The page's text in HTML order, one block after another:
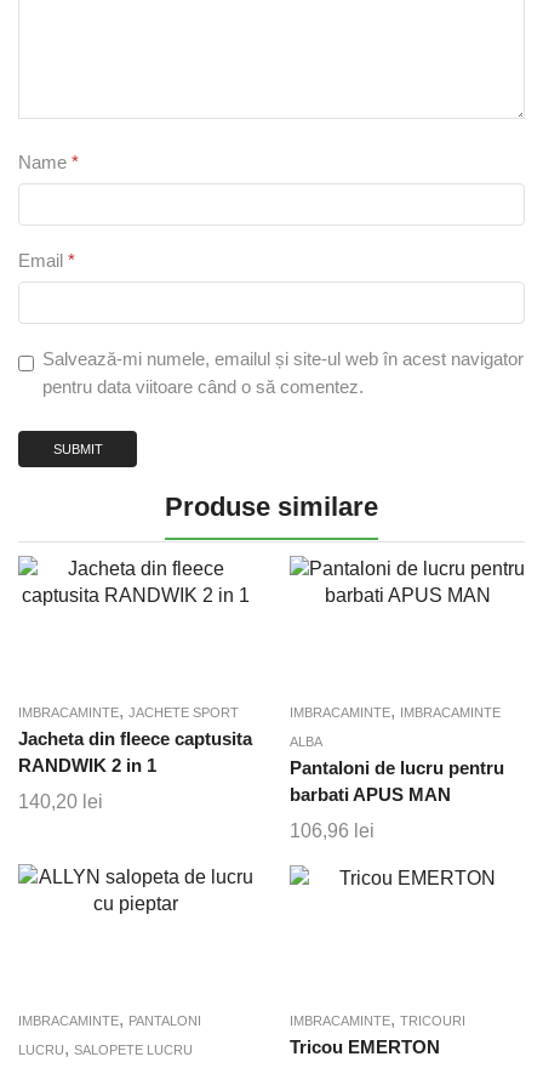
Name *
Email *
Salvează-mi numele, emailul și site-ul web în acest navigator
pentru data viitoare când o să comentez.
Produse similare
IMBRACAMINTE, JACHETE SPORT
Jacheta din fleece captusita
RANDWIK 2 in 1
140,20 lei
IMBRACAMINTE, IMBRACAMINTE
ALBA
Pantaloni de lucru pentru
barbati APUS MAN
106,96 lei
IMBRACAMINTE, PANTALONI
LUCRU, SALOPETE LUCRU
IMBRACAMINTE, TRICOURI
Tricou EMERTON